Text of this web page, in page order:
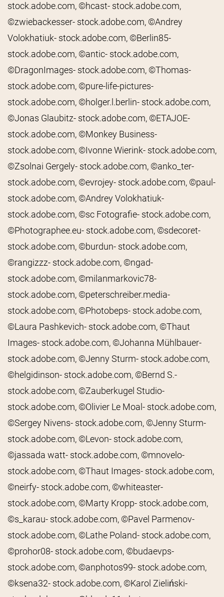
stock.adobe.com, ©hcast- stock.adobe.com,
©zwiebackesser- stock.adobe.com, ©Andrey
Volokhatiuk- stock.adobe.com, ©Berlin85-
stock.adobe.com, ©antic- stock.adobe.com,
©DragonImages- stock.adobe.com, ©Thomas-
stock.adobe.com, ©pure-life-pictures-
stock.adobe.com, ©holger.l.berlin- stock.adobe.com,
©Jonas Glaubitz- stock.adobe.com, ©ETAJOE-
stock.adobe.com, ©Monkey Business-
stock.adobe.com, ©Ivonne Wierink- stock.adobe.com,
©Zsolnai Gergely- stock.adobe.com, ©anko_ter-
stock.adobe.com, ©evrojey- stock.adobe.com, ©paul-
stock.adobe.com, ©Andrey Volokhatiuk-
stock.adobe.com, ©sc Fotografie- stock.adobe.com,
©Photographee.eu- stock.adobe.com, ©sdecoret-
stock.adobe.com, ©burdun- stock.adobe.com,
©rangizzz- stock.adobe.com, ©ngad-
stock.adobe.com, ©milanmarkovic78-
stock.adobe.com, ©peterschreiber.media-
stock.adobe.com, ©Photobeps- stock.adobe.com,
©Laura Pashkevich- stock.adobe.com, ©Thaut
Images- stock.adobe.com, ©Johanna Mühlbauer-
stock.adobe.com, ©Jenny Sturm- stock.adobe.com,
©helgidinson- stock.adobe.com, ©Bernd S.-
stock.adobe.com, ©Zauberkugel Studio-
stock.adobe.com, ©Olivier Le Moal- stock.adobe.com,
©Sergey Nivens- stock.adobe.com, ©Jenny Sturm-
stock.adobe.com, ©Levon- stock.adobe.com,
©jassada watt- stock.adobe.com, ©mnovelo-
stock.adobe.com, ©Thaut Images- stock.adobe.com,
©neirfy- stock.adobe.com, ©whiteaster-
stock.adobe.com, ©Marty Kropp- stock.adobe.com,
©s_karau- stock.adobe.com, ©Pavel Parmenov-
stock.adobe.com, ©Lathe Poland- stock.adobe.com,
©prohor08- stock.adobe.com, ©budaevps-
stock.adobe.com, ©anphotos99- stock.adobe.com,
©ksena32- stock.adobe.com, ©Karol Zieliński-